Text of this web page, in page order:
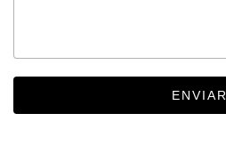
ENVIAR